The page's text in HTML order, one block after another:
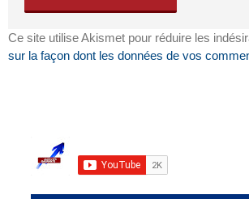
Ce site utilise Akismet pour réduire les
sur la façon dont les données de vos